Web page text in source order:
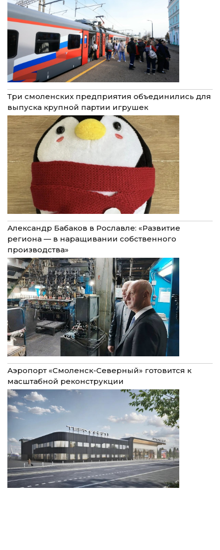
Три смоленских предприятия объединились для
выпуска крупной партии игрушек
Александр Бабаков в Рославле: «Развитие
региона — в наращивании собственного
производства»
Аэропорт «Смоленск-Северный» готовится к
масштабной реконструкции